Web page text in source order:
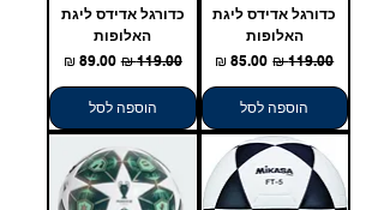
כדורגל אדידס ליגת
האלופות
מחיר רגיל‏119.00 ‏₪ מחיר מבצע
הוספה לסל
כדורגל אדידס ליגת
האלופות
מחיר רגיל‏119.00 ‏₪ מחיר מבצע‏89.00 ‏₪
הוספה לסל